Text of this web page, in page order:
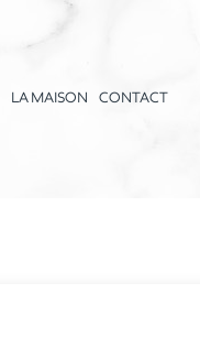
LA MAISON CONTACT